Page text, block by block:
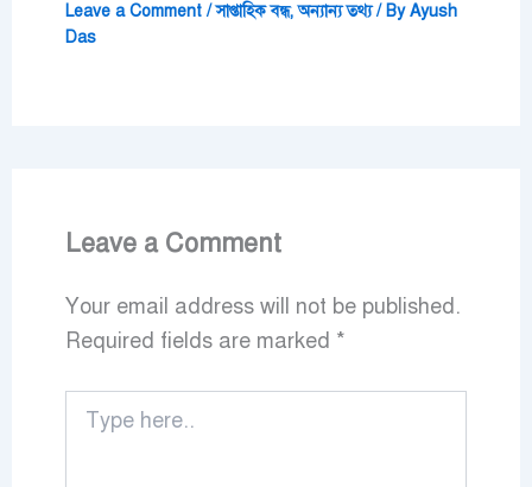
Leave a Comment /সাপ্তাহিক বন্ধ,অন্যান্য তথ্য/ ByAyush
Das
Leave a Comment
Your email address will not be published.
Required fields are marked *
here..